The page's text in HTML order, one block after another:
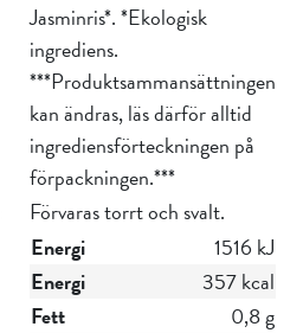
Jasminris*. *Ekologisk
ingrediens.
***Produktsammansättningen
kan ändras, läs därför alltid
ingrediensförteckningen på
förpackningen.***
Förvaras torrt och svalt.
Energi
1516 kJ
Energi
357 kcal
Fett
0,8 g